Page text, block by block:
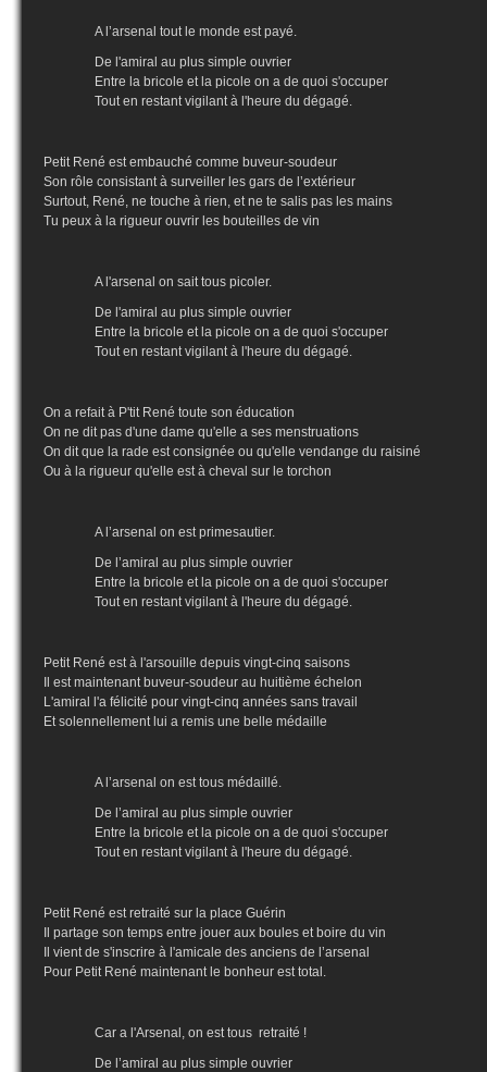
A l’arsenal tout le monde est payé.
De l'amiral au plus simple ouvrier
Entre la bricole et la picole on a de quoi s'occuper
Tout en restant vigilant à l'heure du dégagé.
Petit René est embauché comme buveur-soudeur
Son rôle consistant à surveiller les gars de l’extérieur
Surtout, René, ne touche à rien, et ne te salis pas les mains
Tu peux à la rigueur ouvrir les bouteilles de vin
A l'arsenal on sait tous picoler.
De l'amiral au plus simple ouvrier
Entre la bricole et la picole on a de quoi s'occuper
Tout en restant vigilant à l'heure du dégagé.
On a refait à P'tit René toute son éducation
On ne dit pas d'une dame qu'elle a ses menstruations
On dit que la rade est consignée ou qu'elle vendange du raisiné
Ou à la rigueur qu'elle est à cheval sur le torchon
A l’arsenal on est primesautier.
De l’amiral au plus simple ouvrier
Entre la bricole et la picole on a de quoi s'occuper
Tout en restant vigilant à l'heure du dégagé.
Petit René est à l'arsouille depuis vingt-cinq saisons
Il est maintenant buveur-soudeur au huitième échelon
L'amiral l'a félicité pour vingt-cinq années sans travail
Et solennellement lui a remis une belle médaille
A l’arsenal on est tous médaillé.
De l’amiral au plus simple ouvrier
Entre la bricole et la picole on a de quoi s'occuper
Tout en restant vigilant à l'heure du dégagé.
Petit René est retraité sur la place Guérin
Il partage son temps entre jouer aux boules et boire du vin
Il vient de s'inscrire à l'amicale des anciens de l’arsenal
Pour Petit René maintenant le bonheur est total.
Car a l'Arsenal, on est tous retraité !
De l’amiral au plus simple ouvrier